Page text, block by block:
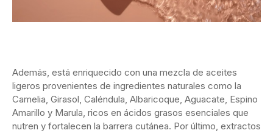
Además, está enriquecido con una mezcla de aceites
ligeros provenientes de ingredientes naturales como la
Camelia, Girasol, Caléndula, Albaricoque, Aguacate, Espino
Amarillo y Marula, ricos en ácidos grasos esenciales que
nutren y fortalecen la barrera cutánea. Por último, extractos